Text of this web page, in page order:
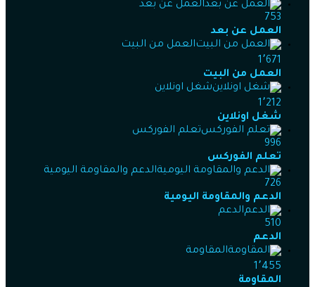
العمل عن بعد
753
العمل عن بعد
العمل من البيت
1٬671
العمل من البيت
شغل اونلاين
1٬212
شغل اونلاين
تعلم الفوركس
996
تعلم الفوركس
الدعم والمقاومة اليومية
726
الدعم والمقاومة اليومية
الدعم
510
الدعم
المقاومة
1٬455
المقاومة